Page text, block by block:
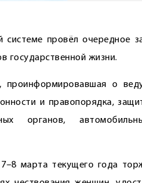
провёл очередное
государственной жизни.
проинформировавшая о
и правопорядка,
органов,
марта текущего года